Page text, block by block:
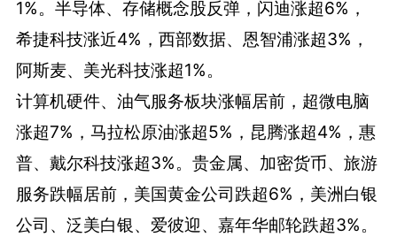
1%。半导体、存储概念股反弹，闪迪涨超6%，
希捷科技涨近4%，西部数据、恩智浦涨超3%，
阿斯麦、美光科技涨超1%。
计算机硬件、油气服务板块涨幅居前，超微电脑
涨超7%，马拉松原油涨超5%，昆腾涨超4%，惠
普、戴尔科技涨超3%。贵金属、加密货币、旅游
服务跌幅居前，美国黄金公司跌超6%，美洲白银
公司、泛美白银、爱彼迎、嘉年华邮轮跌超3%。